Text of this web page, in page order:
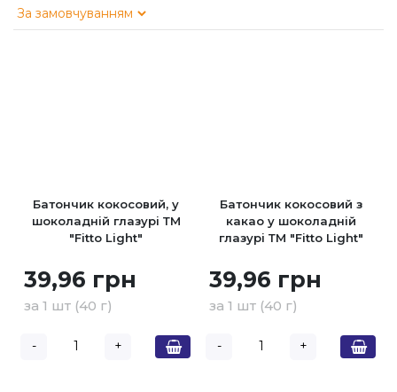
Батончик кокосовий, у
шоколадній глазурі ТМ
"Fitto Light"
39,96 грн
за 1 шт (40 г)
- +
Батончик кокосовий з
какао у шоколадній
глазурі ТМ "Fitto Light"
39,96 грн
за 1 шт (40 г)
- +